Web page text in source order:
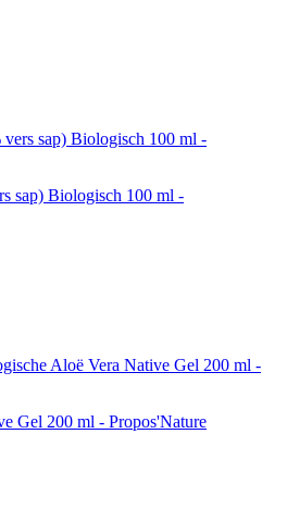
sap) Biologisch 100 ml -
Gel 200 ml - Propos'Nature